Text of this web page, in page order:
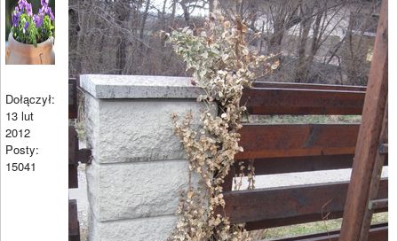
Dołączył:
13 lut
2012
Posty:
15041